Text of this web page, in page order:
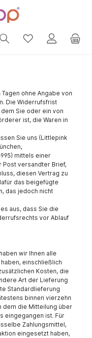
ohne Angabe von
Die Widerrufsfrist
Sie oder ein von
ist, die Waren in
Sie uns (Littlepink
mittels einer
Post versandter Brief,
diesen Vertrag zu
das beigefügte
das jedoch nicht
aus, dass Sie die
vor Ablauf
wir Ihnen alle
einschließlich
Kosten, die
Art der Lieferung
Standardlieferung
binnen vierzehn
dem die Mitteilung über
eingegangen ist. Für
Zahlungsmittel,
eingesetzt haben,